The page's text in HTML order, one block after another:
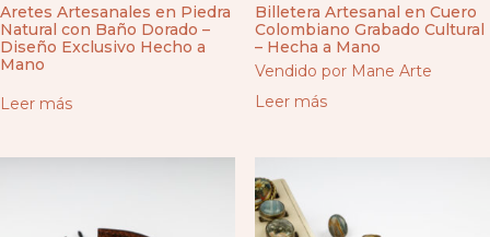
Aretes Artesanales en Piedra
Natural con Baño Dorado –
Diseño Exclusivo Hecho a
Mano
Leer más
Billetera Artesanal en Cuero
Colombiano Grabado Cultural
– Hecha a Mano
Vendido por Mane Arte
Leer más